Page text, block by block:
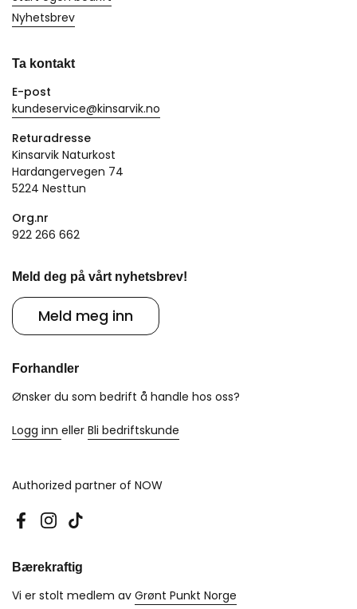
Nyhetsbrev
Ta kontakt
E-post
kundeservice@kinsarvik.no
Returadresse
Kinsarvik Naturkost
Hardangervegen 74
5224 Nesttun
Org.nr
922 266 662
Meld deg på vårt nyhetsbrev!
Meld meg inn
Forhandler
Ønsker du som bedrift å handle hos oss?
Logg inn eller Bli bedriftskunde
Authorized partner of NOW
Facebook
Instagram
TikTok
Bærekraftig
Vi er stolt medlem av Grønt Punkt Norge